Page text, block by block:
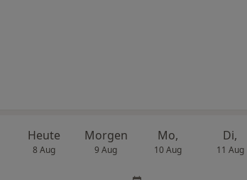
Heute
8 Aug
Morgen
9 Aug
Mo,
10 Aug
Di,
11 Aug